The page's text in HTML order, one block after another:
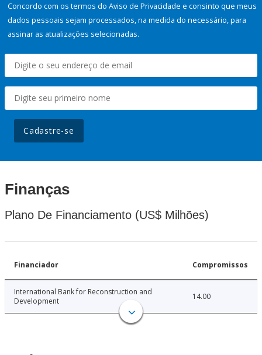
Concordo com os termos do Aviso de Privacidade e consinto que meus
dados pessoais sejam processados, na medida do necessário, para
assinar as atualizações selecionadas.
Cadastre-se
Finanças
Plano De Financiamento (US$ Milhões)
Financiador Compromissos
International Bank for Reconstruction and
Development
14.00